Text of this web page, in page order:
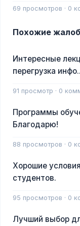
69 просмотров · 0
Похожие
Интересные
перегрузка
91 просмотр · 0
Программы
Благодарю!
88 просмотров · 0
Хорошие
студентов.
95 просмотров · 0
Лучший выбор